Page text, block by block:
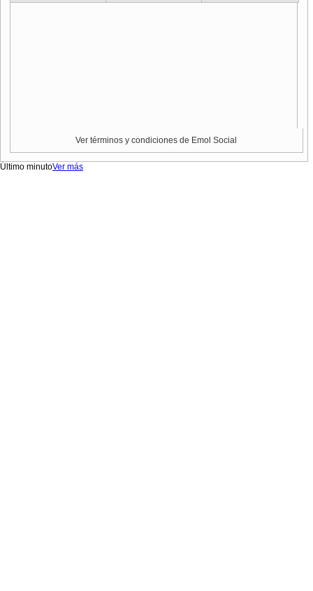
Ver términos y condiciones de Emol Social
Último minutoVer más